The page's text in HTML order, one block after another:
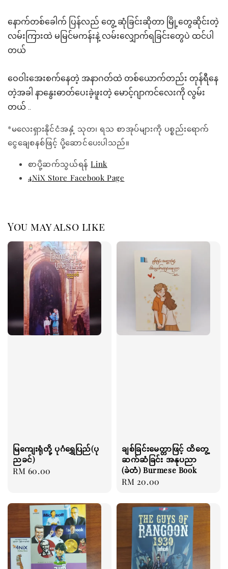
နောက်တစ်ခေါက် ပြန်လည် တွေ့ ဆုံခြင်းဆိုတာ မြို့တွေဆိုင်းတဲ့
လမ်းကြားထဲ မမြင်မကန်းနဲ့ လမ်းလျှောက်ရခြင်းတွေပဲ ထင်ပါ
တယ်
ဝေဝါးအေးစက်နေတဲ့ အနာဂတ်ထဲ တစ်ယောက်တည်း တုန်ရီနေ
တဲ့အခါ နာနွေးဓာတ်ပေးခဲ့ဖူးတဲ့ မောင့်ဂျာကင်လေးကို လွမ်း
တယ် ..
*မလေးရှားနိုင်ငံအနှံ့ သုတ၊ ရသ စာအုပ်များကို ပစ္စည်းရောက်
ငွေချေစနစ်ဖြင့် ပို့ဆောင်ပေးပါသည်။
စာပို့ဆက်သွယ်ရန်Link
4NiX Store Facebook Page
You may also like
မြကျေးရုံတို့ ပုဂံရွှေပြည်(ပု
ညခင်)
Regular
RM 60.00
ချစ်ခြင်းမေတ္တာဖြင့် ထိတွေ့
ဆက်ဆံခြင်း အနုပညာ
(ခဲတံ) Burmese Book
Regular
RM 20.00